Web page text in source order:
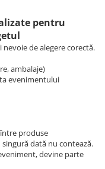
pentru
de alegere corectă.
ambalaje)
evenimentului
produse
dată nu contează.
devine parte